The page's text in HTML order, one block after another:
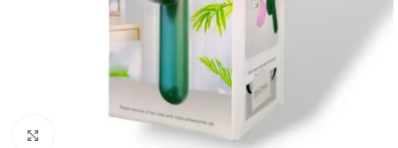
Haz clic para ampliar